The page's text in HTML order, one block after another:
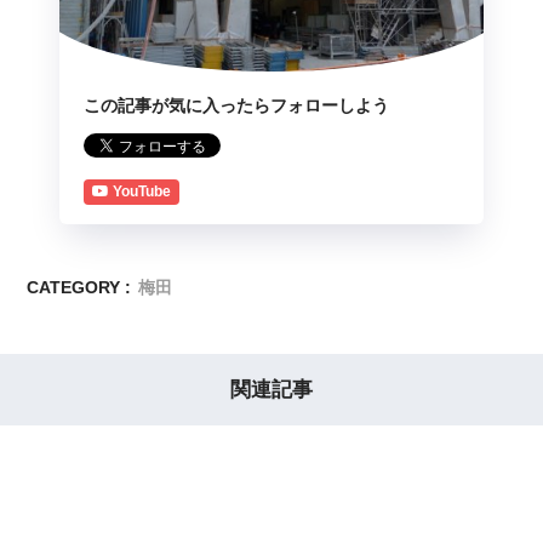
この記事が気に入ったらフォローしよう
YouTube
CATEGORY : 梅田
関連記事